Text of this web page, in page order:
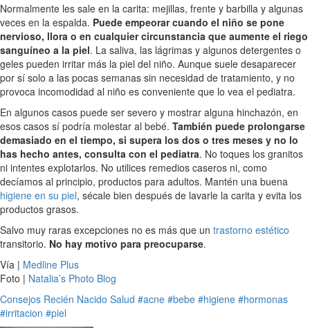
Normalmente les sale en la carita: mejillas, frente y barbilla y algunas
veces en la espalda. Puede empeorar cuando el niño se pone
nervioso, llora o en cualquier circunstancia que aumente el riego
sanguíneo a la piel. La saliva, las lágrimas y algunos detergentes o
geles pueden irritar más la piel del niño. Aunque suele desaparecer
por sí solo a las pocas semanas sin necesidad de tratamiento, y no
provoca incomodidad al niño es conveniente que lo vea el pediatra.
En algunos casos puede ser severo y mostrar alguna hinchazón, en
esos casos sí podría molestar al bebé. También puede prolongarse
demasiado en el tiempo, si supera los dos o tres meses y no lo
has hecho antes, consulta con el pediatra. No toques los granitos
ni intentes explotarlos. No utilices remedios caseros ni, como
decíamos al principio, productos para adultos. Mantén una buena
higiene en su piel, sécale bien después de lavarle la carita y evita los
productos grasos.
Salvo muy raras excepciones no es más que un trastorno estético
transitorio. No hay motivo para preocuparse.
Vía | Medline Plus
Foto | Natalia’s Photo Blog
Consejos Recién Nacido Salud #acne #bebe #higiene #hormonas
#irritacion #piel